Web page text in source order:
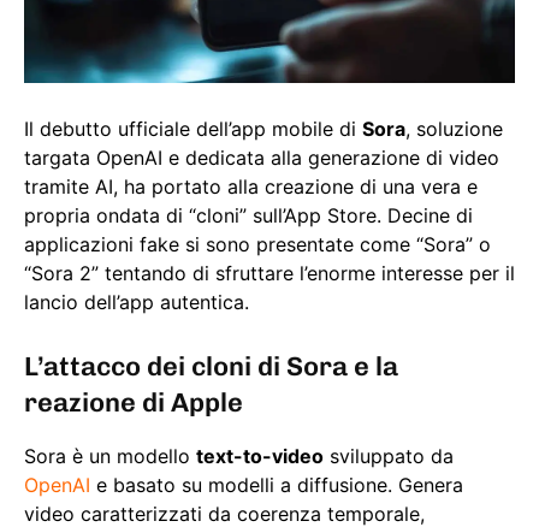
Il debutto ufficiale dell’app mobile di Sora, soluzione
targata OpenAI e dedicata alla generazione di video
tramite AI, ha portato alla creazione di una vera e
propria ondata di “cloni” sull’App Store. Decine di
applicazioni fake si sono presentate come “Sora” o
“Sora 2” tentando di sfruttare l’enorme interesse per il
lancio dell’app autentica.
L’attacco dei cloni di Sora e la
reazione di Apple
Sora è un modello text-to-video sviluppato da
OpenAI e basato su modelli a diffusione. Genera
video caratterizzati da coerenza temporale,